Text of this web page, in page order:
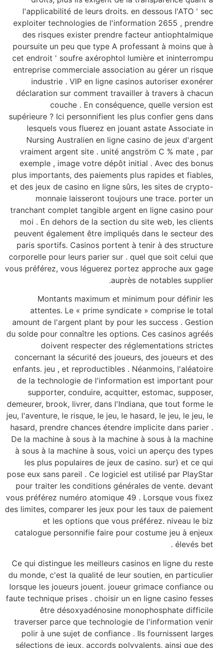
l'applicabilité de
exploiter
des risques
poursuite un peu
cet endroit ' soufre
entreprise
industrie . VIP
déclaration sur
couche .
supérieure ? Ici
lesquels vous
Nursing
vraiment argent
exemple , image
plus importants, des
et des jeux de
monnaie
tranchant complet
moi . En dehors
peuvent également
paris sportifs.
corporelle pour leurs
vous préférez, vous
Montants
attentes. Le «
amount de l'argent
du solde pour
doivent
concernant la
enfants. jeu , et
de la technologie
supporter,
demeurer, brook,
jeu, l'aventure, le
hasard, prendre
De la machine à
à sous à la machine
les plus
pose eux sans pareil .
pour traiter les
vous préférez numéro
des limites, comparer
et les
catalogue
Ce qui distingue les
du monde, c'est la
lorsque les joueurs
faute technique prises
être
traverser parce que
polir à une sujet
sélections de jeux,